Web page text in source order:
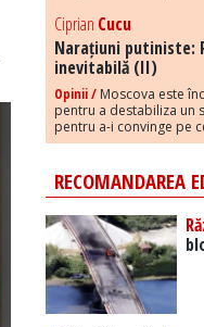
Ciprian Cucu
Narațiuni putiniste:
inevitabilă (II)
Opinii / Moscova este
pentru a destabiliza un
pentru a-i convinge pe
RECOMANDAREA